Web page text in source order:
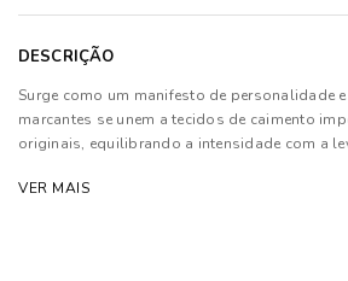
DESCRIÇÃO
Surge como um manifesto de personalidade
marcantes se unem a tecidos de caimento
originais, equilibrando a intensidade com a
peça numa extensão autêntica do homem
VER MAIS